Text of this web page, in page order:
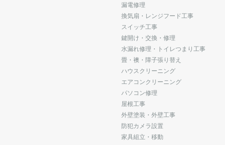
漏電修理
換気扇・レンジフード工事
スイッチ工事
鍵開け・交換・修理
水漏れ修理・トイレつまり工事
畳・襖・障子張り替え
ハウスクリーニング
エアコンクリーニング
パソコン修理
屋根工事
外壁塗装・外壁工事
防犯カメラ設置
家具組立・移動